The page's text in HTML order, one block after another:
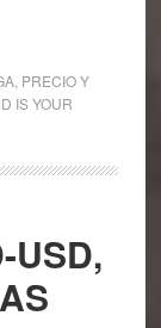
, PRECIO Y
IS YOUR
USD,